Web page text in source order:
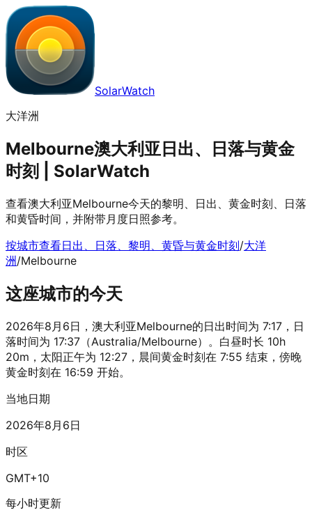
SolarWatch
大洋洲
Melbourne澳大利亚日出、日落与黄金
时刻 | SolarWatch
查看澳大利亚Melbourne今天的黎明、日出、黄金时刻、日落
和黄昏时间，并附带月度日照参考。
按城市查看日出、日落、黎明、黄昏与黄金时刻/大洋
洲/Melbourne
这座城市的今天
2026年8月6日，澳大利亚Melbourne的日出时间为 7:17，日
落时间为 17:37（Australia/Melbourne）。白昼时长 10h
20m，太阳正午为 12:27，晨间黄金时刻在 7:55 结束，傍晚
黄金时刻在 16:59 开始。
当地日期
2026年8月6日
时区
GMT+10
每小时更新